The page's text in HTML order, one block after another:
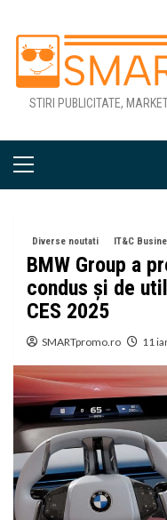
content
STIRI PUBLICITATE,
Primary
Diverse noutati IT&C
BMW Group a
condus şi de
CES 2025
SMARTpromo.ro 11